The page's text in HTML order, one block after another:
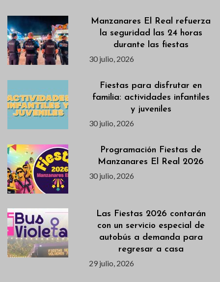
Manzanares El Real refuerza
la seguridad las 24 horas
durante las fiestas
30 julio, 2026
Fiestas para disfrutar en
familia: actividades infantiles
y juveniles
30 julio, 2026
Programación Fiestas de
Manzanares El Real 2026
30 julio, 2026
Las Fiestas 2026 contarán
con un servicio especial de
autobús a demanda para
regresar a casa
29 julio, 2026